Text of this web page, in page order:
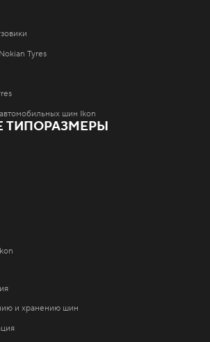
Tyres
шин Ikon
ТИПОРАЗМЕРЫ
и хранению шин